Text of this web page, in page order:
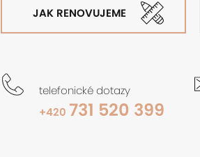
JAK RENOVUJEME
telefonické dotazy
+420 731 520 399